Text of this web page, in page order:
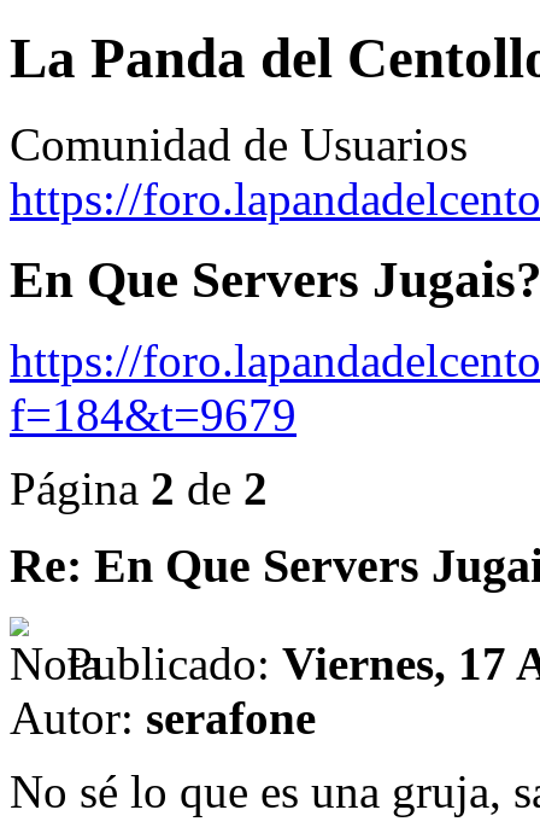
La Panda del
Comunidad de Usuarios
https://
En Que Servers
https://
f=184&t=9679
Página 2 de 2
Re: En Que Servers
Publicado: Viernes, 17
Autor: serafone
No sé lo que es una gruja,